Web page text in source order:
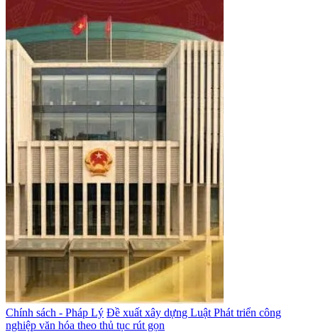
Chính sách - Pháp Lý Đề xuất xây dựng Luật Phát triển công
nghiệp văn hóa theo thủ tục rút gọn